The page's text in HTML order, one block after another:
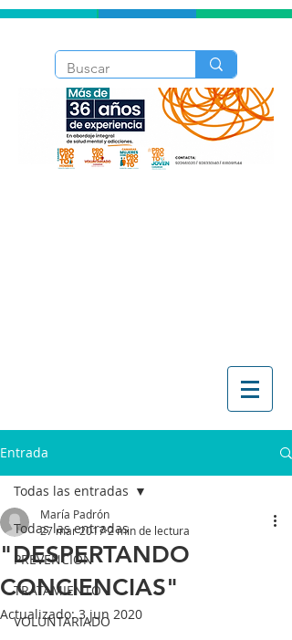
Entrada
Todas las entradas
PREVENCIÓN
TRATAMIENTO
VOLUNTARIADO
Todas las entradas
"DESPERTANDO
CONCIENCIAS"
María Padrón
27 mar 20172 min de lectura
Actualizado:3 jun 2020